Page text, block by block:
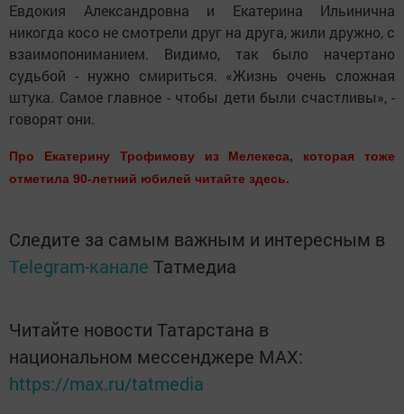
Евдокия Александровна и Екатерина Ильинична
никогда косо не смотрели друг на друга, жили дружно, с
взаимопониманием. Видимо, так было начертано
судьбой - нужно смириться. «Жизнь очень сложная
штука. Самое главное - чтобы дети были счастливы», -
говорят они.
Про Екатерину Трофимову из Мелекеса, которая тоже
отметила 90-летний юбилей читайте здесь.
Следите за самым важным и интересным в
Telegram-канале Татмедиа
Читайте новости Татарстана в
национальном мессенджере MАХ:
https://max.ru/tatmedia